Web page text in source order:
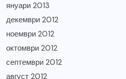
януари 2013
декември 2012
ноември 2012
октомври 2012
септември 2012
август 2012